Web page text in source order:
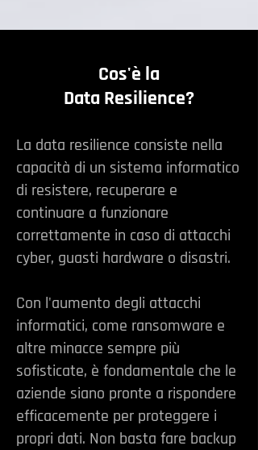
Cos'è la
Data Resilience?
La data resilience consiste nella
capacità di un sistema informatico
di resistere, recuperare e
continuare a funzionare
correttamente in caso di attacchi
cyber, guasti hardware o disastri.
Con l'aumento degli attacchi
informatici, come ransomware e
altre minacce sempre più
sofisticate, è fondamentale che le
aziende siano pronte a rispondere
efficacemente per proteggere i
propri dati. Non basta fare backup